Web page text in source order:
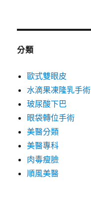
分類
歐式雙眼皮
水滴果凍隆乳手術
玻尿酸下巴
眼袋轉位手術
美醫分類
美醫專科
肉毒瘦臉
順風美醫